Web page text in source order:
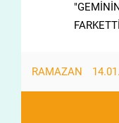
RAMAZAN